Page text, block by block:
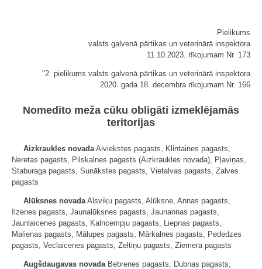
Pielikums
valsts galvenā pārtikas un veterinārā inspektora
11.10.2023. rīkojumam Nr. 173
"2. pielikums valsts galvenā pārtikas un veterinārā inspektora
2020. gada 18. decembra rīkojumam Nr. 166
Nomedīto meža cūku obligāti izmeklējamās
teritorijas
Aizkraukles novada Aiviekstes pagasts, Klintaines pagasts,
Neretas pagasts, Pilskalnes pagasts (Aizkraukles novada), Pļaviņas,
Staburaga pagasts, Sunākstes pagasts, Vietalvas pagasts, Zalves
pagasts
Alūksnes novada Alsviķu pagasts, Alūksne, Annas pagasts,
Ilzenes pagasts, Jaunalūksnes pagasts, Jaunannas pagasts,
Jaunlaicenes pagasts, Kalncempju pagasts, Liepnas pagasts,
Malienas pagasts, Mālupes pagasts, Mārkalnes pagasts, Pededzes
pagasts, Veclaicenes pagasts, Zeltiņu pagasts, Ziemera pagasts
Augšdaugavas novada Bebrenes pagasts, Dubnas pagasts,